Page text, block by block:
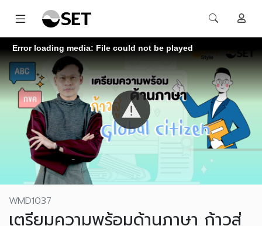
Error loading media: File could not be played
WMD1037
เตรียมความพร้อมด้านภาษา ก้าวสู่